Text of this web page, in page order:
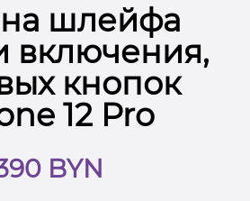
шлейфа
включения,
кнопок
12 Pro
BYN